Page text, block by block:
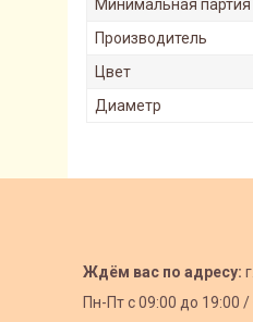
Минимальная партия
Производитель
Цвет
Диаметр
Ждём вас по адресу:
Пн-Пт с09:00 до 19:00 /